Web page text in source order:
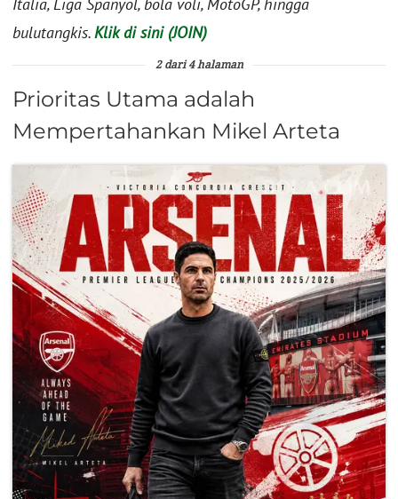
Italia, Liga Spanyol, bola voli, MotoGP, hingga
bulutangkis.Klik di sini (JOIN)
2 dari 4 halaman
Prioritas Utama adalah
Mempertahankan Mikel Arteta